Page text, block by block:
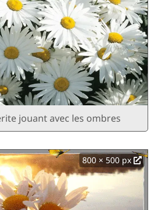
jouant avec les ombres
800 × 500 px